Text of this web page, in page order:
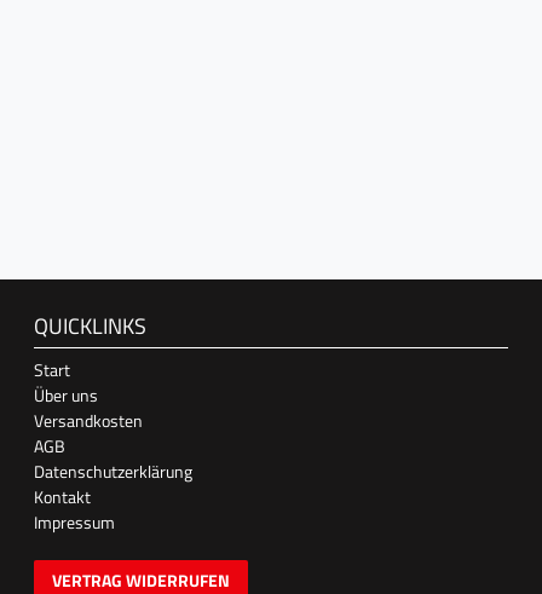
QUICKLINKS
Start
Über uns
Versandkosten
AGB
Datenschutzerklärung
Kontakt
Impressum
VERTRAG WIDERRUFEN